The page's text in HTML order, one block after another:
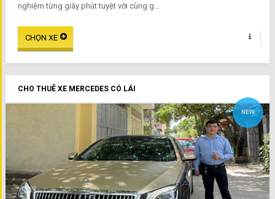
nghiệm từng giây phút tuyệt vời cùng g...
CHO THUÊ XE MERCEDES CÓ LÁI
NEW